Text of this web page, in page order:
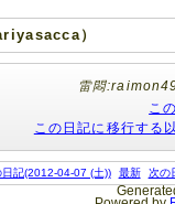
）
雷悶
こ
この日記に移行する
日記(2012-04-07 (土)) 最新 次の